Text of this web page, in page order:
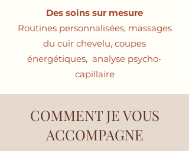
Des soins sur mesure
Routines personnalisées, massages
du cuir chevelu, coupes
énergétiques, analyse psycho-
capillaire
COMMENT JE VOUS
ACCOMPAGNE